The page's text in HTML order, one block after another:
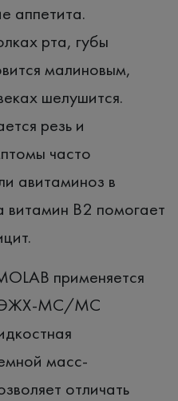
аппетита.
рта, губы
малиновым,
шелушится.
резь и
часто
авитаминоз в
витамин B2 помогает
применяется
ВЭЖХ-МС/МС
масс-
отличать